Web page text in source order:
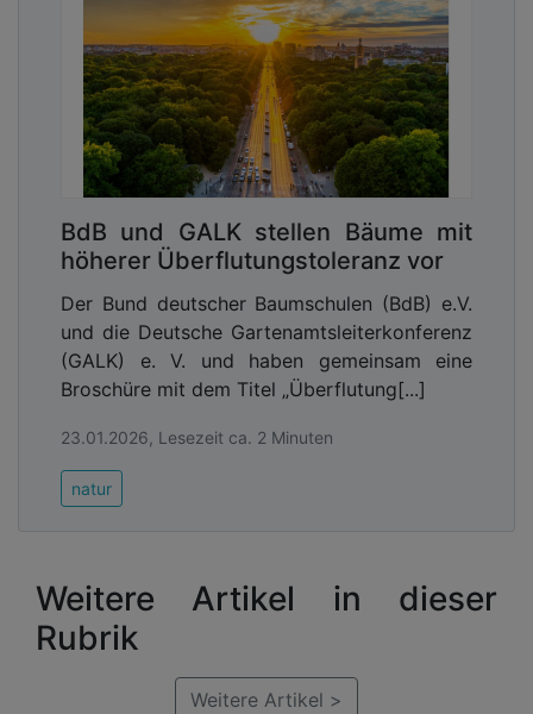
BdB und GALK stellen Bäume mit
höherer Überflutungstoleranz vor
Der Bund deutscher Baumschulen (BdB) e.V.
und die Deutsche Gartenamtsleiterkonferenz
(GALK) e. V. und haben gemeinsam eine
Broschüre mit dem Titel „Überflutung[...]
23.01.2026, Lesezeit ca. 2 Minuten
natur
Weitere Artikel in dieser
Rubrik
Weitere Artikel >